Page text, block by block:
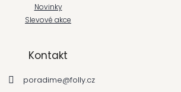
Novinky
Slevové akce
Kontakt
poradime@folly.cz